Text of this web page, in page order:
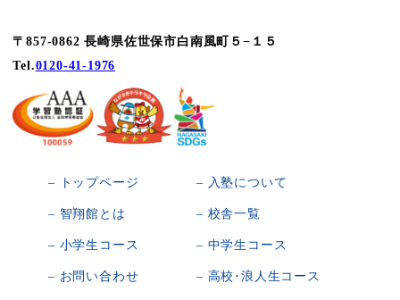
〒857-0862 長崎県佐世保市白南風町５−１５
Tel.0120-41-1976
– トップページ – 入塾について
– 智翔館とは – 校舎一覧
– 小学生コース – 中学生コース
– お問い合わせ – 高校･浪人生コース